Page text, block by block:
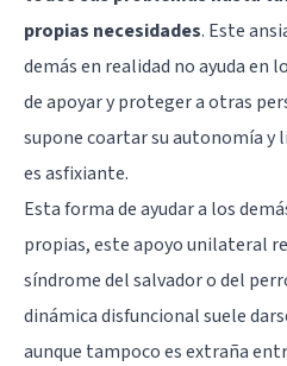
propias necesidades. Este
demás en realidad no ayuda en
de apoyar y proteger a otras
supone coartar su autonomía y
es asfixiante.
Esta forma de ayudar a los
propias, este apoyo unilateral
síndrome del salvador o del
dinámica disfuncional suele
aunque tampoco es extraña